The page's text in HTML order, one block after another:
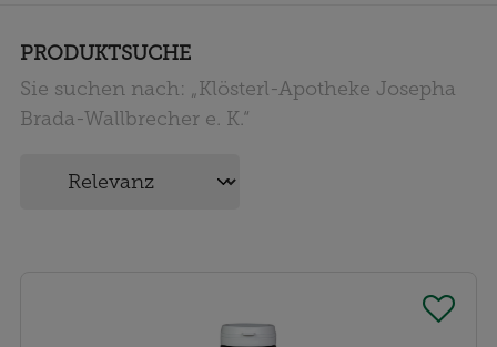
PRODUKTSUCHE
Sie suchen nach: „Klösterl-Apotheke Josepha
Brada-Wallbrecher e. K.“